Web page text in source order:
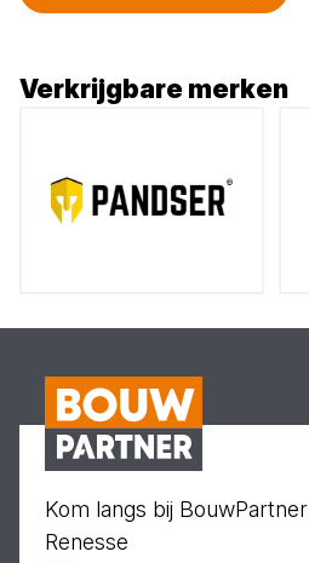
Verkrijgbare merken
Kom langs bij BouwPartner
Renesse